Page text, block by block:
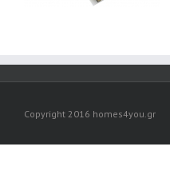
Copyright 2016 homes4you.gr